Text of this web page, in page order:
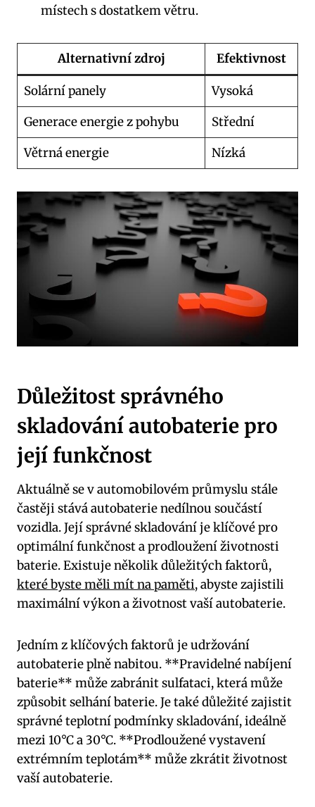
místech s dostatkem ‍větru.
Alternativní zdroj Efektivnost
Solární panely
Vysoká
Generace energie⁢ z pohybu
Střední
Větrná energie
Nízká
Důležitost správného
skladování autobaterie pro
její funkčnost
Aktuálně‌ se v automobilovém průmyslu‌ stále
častěji stává autobaterie nedílnou součástí⁤
vozidla.⁢ Její správné skladování ⁣je klíčové pro
optimální⁣ funkčnost ​a prodloužení životnosti
baterie. Existuje několik důležitých faktorů,
které byste měli mít na paměti, abyste zajistili
maximální výkon a životnost vaší⁢ autobaterie.
Jedním z klíčových faktorů je udržování
autobaterie ‍plně nabitou.⁤ **Pravidelné nabíjení
baterie** může zabránit sulfataci, která může
způsobit selhání baterie.‍ Je také důležité zajistit
správné teplotní podmínky skladování, ‌ideálně
mezi 10°C a 30°C. **Prodloužené vystavení‌
extrémním teplotám** může zkrátit ​životnost
vaší autobaterie.